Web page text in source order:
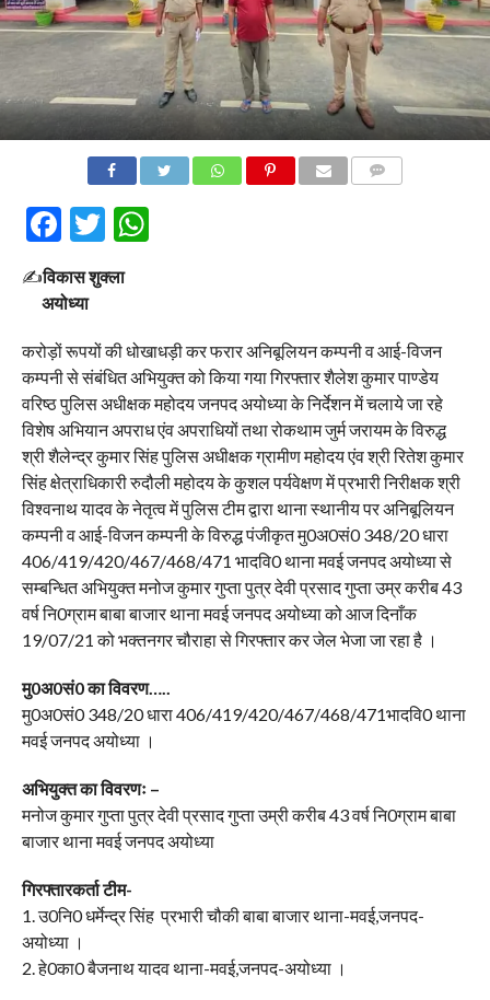
Facebook
Twitter
WhatsApp
✍️विकास शुक्ला
अयोध्या
करोड़ों रूपयों की धोखाधड़ी कर फरार अनिबूलियन कम्पनी व आई-विजन
कम्पनी से संबंधित अभियुक्त को किया गया गिरफ्तार शैलेश कुमार पाण्डेय
वरिष्ठ पुलिस अधीक्षक महोदय जनपद अयोध्या के निर्देशन में चलाये जा रहे
विशेष अभियान अपराध एंव अपराधियों तथा रोकथाम जुर्म जरायम के विरुद्ध
श्री शैलेन्द्र कुमार सिंह पुलिस अधीक्षक ग्रामीण महोदय एंव श्री रितेश कुमार
सिंह क्षेत्राधिकारी रुदौली महोदय के कुशल पर्यवेक्षण में प्रभारी निरीक्षक श्री
विश्वनाथ यादव के नेतृत्व में पुलिस टीम द्वारा थाना स्थानीय पर अनिबूलियन
कम्पनी व आई-विजन कम्पनी के विरुद्ध पंजीकृत मु0अ0सं0 348/20 धारा
406/419/420/467/468/471 भादवि0 थाना मवई जनपद अयोध्या से
सम्बन्धित अभियुक्त मनोज कुमार गुप्ता पुत्र देवी प्रसाद गुप्ता उम्र करीब 43
वर्ष नि0ग्राम बाबा बाजार थाना मवई जनपद अयोध्या को आज दिनाँक
19/07/21 को भक्तनगर चौराहा से गिरफ्तार कर जेल भेजा जा रहा है ।
मु0अ0सं0 का विवरण…..
मु0अ0सं0 348/20 धारा 406/419/420/467/468/471भादवि0 थाना
मवई जनपद अयोध्या ।
अभियुक्त का विवरणः –
मनोज कुमार गुप्ता पुत्र देवी प्रसाद गुप्ता उम्री करीब 43 वर्ष नि0ग्राम बाबा
बाजार थाना मवई जनपद अयोध्या
गिरफ्तारकर्ता टीम-
1. उ0नि0 धर्मेन्द्र सिंह प्रभारी चौकी बाबा बाजार थाना-मवई,जनपद-
अयोध्या ।
2. हे0का0 बैजनाथ यादव थाना-मवई,जनपद-अयोध्या ।